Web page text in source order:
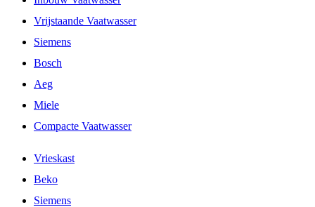
Vrijstaande Vaatwasser
Siemens
Bosch
Aeg
Miele
Compacte Vaatwasser
Vrieskast
Beko
Siemens